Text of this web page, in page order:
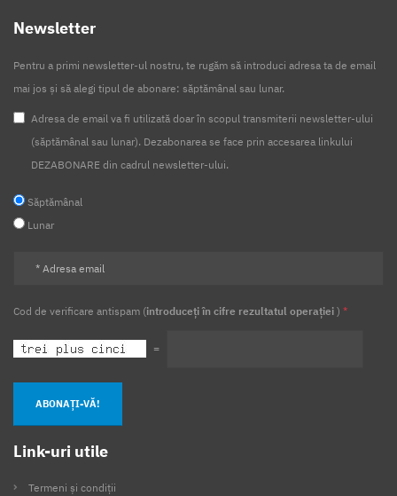
Newsletter
Pentru a primi newsletter-ul nostru, te rugăm să introduci adresa ta de email
mai jos și să alegi tipul de abonare: săptămânal sau lunar.
Adresa de email va fi utilizată doar în scopul transmiterii newsletter-ului
(săptămânal sau lunar). Dezabonarea se face prin accesarea linkului
DEZABONARE din cadrul newsletter-ului.
Săptămânal
Lunar
Cod de verificare antispam (introduceți în cifre rezultatul operației ) *
=
ABONAȚI-VĂ!
Link-uri utile
Termeni și condiții